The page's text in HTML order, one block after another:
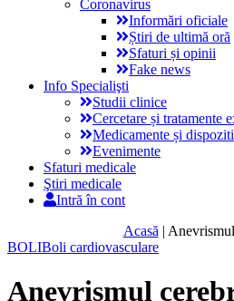
Coronavirus
Informări oficiale
Știri de ultimă oră
Sfaturi și opinii
Fake news
Info Specialişti
Studii clinice
Cercetare și tratamente
Medicamente și
Evenimente
Sfaturi medicale
Ştiri medicale
Intră în cont
Acasă |
BOLIBoli cardiovasculare
Anevrismul